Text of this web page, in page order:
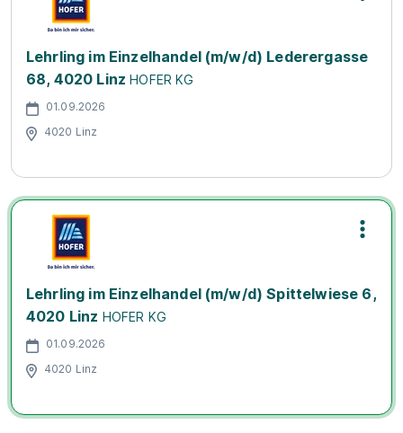
Lehrling im Einzelhandel (m/w/d) Lederergasse
68, 4020 Linz HOFER KG
01.09.2026
4020 Linz
Lehrling im Einzelhandel (m/w/d) Spittelwiese 6,
4020 Linz HOFER KG
01.09.2026
4020 Linz